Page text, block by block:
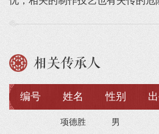
相关传承人
编号 姓名 性别
项德胜 男